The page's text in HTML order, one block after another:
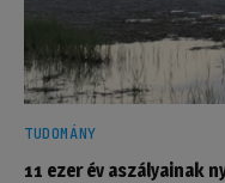
TUDOMÁNY
11 ezer év aszályainak